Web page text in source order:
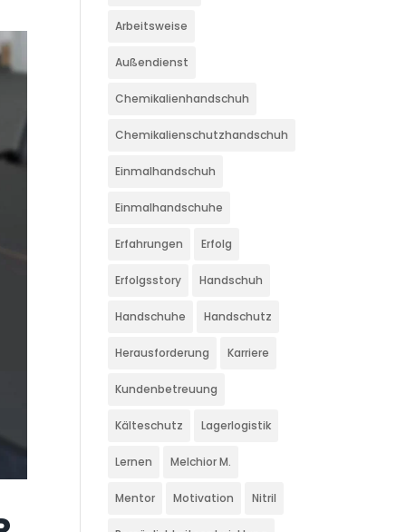
Arbeitsweise
Außendienst
Chemikalienhandschuh
Chemikalienschutzhandschuh
Einmalhandschuh
Einmalhandschuhe
Erfahrungen Erfolg
Erfolgsstory Handschuh
Handschuhe Handschutz
Herausforderung Karriere
Kundenbetreuung
Kälteschutz Lagerlogistik
Lernen Melchior M.
Mentor Motivation Nitril